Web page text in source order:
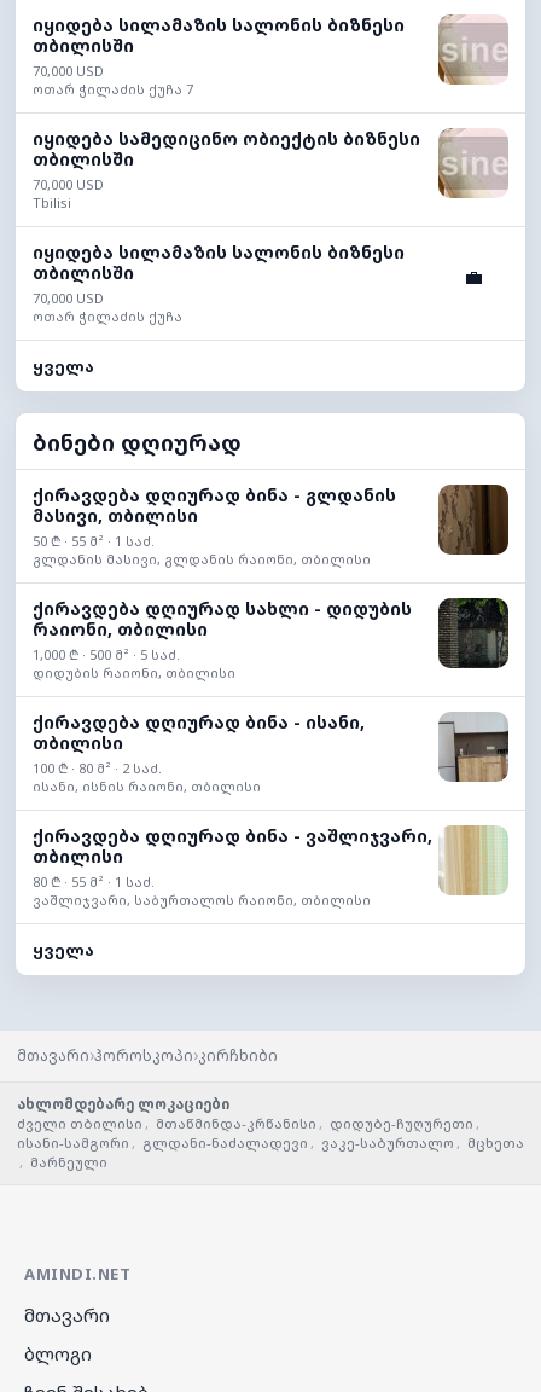
იყიდება სილამაზის სალონის ბიზნესი
თბილისში
70,000 USD
ოთარ ჭილაძის ქუჩა 7
იყიდება სამედიცინო ობიექტის ბიზნესი
თბილისში
70,000 USD
Tbilisi
იყიდება სილამაზის სალონის ბიზნესი
თბილისში
70,000 USD
ოთარ ჭილაძის ქუჩა
💼
ყველა
ბინები დღიურად
ქირავდება დღიურად ბინა - გლდანის
მასივი, თბილისი
50 ₾ · 55 მ² · 1 საძ.
გლდანის მასივი, გლდანის რაიონი, თბილისი
ქირავდება დღიურად სახლი - დიდუბის
რაიონი, თბილისი
1,000 ₾ · 500 მ² · 5 საძ.
დიდუბის რაიონი, თბილისი
ქირავდება დღიურად ბინა - ისანი,
თბილისი
100 ₾ · 80 მ² · 2 საძ.
ისანი, ისნის რაიონი, თბილისი
ქირავდება დღიურად ბინა - ვაშლიჯვარი,
თბილისი
80 ₾ · 55 მ² · 1 საძ.
ვაშლიჯვარი, საბურთალოს რაიონი, თბილისი
ყველა
მთავარი›ჰოროსკოპი›კირჩხიბი
ახლომდებარე ლოკაციები
ძველი თბილისი , მთაწმინდა-კრწანისი , დიდუბე-ჩუღურეთი ,
ისანი-სამგორი , გლდანი-ნაძალადევი , ვაკე-საბურთალო , მცხეთა
, მარნეული
AMINDI.NET
მთავარი
ბლოგი